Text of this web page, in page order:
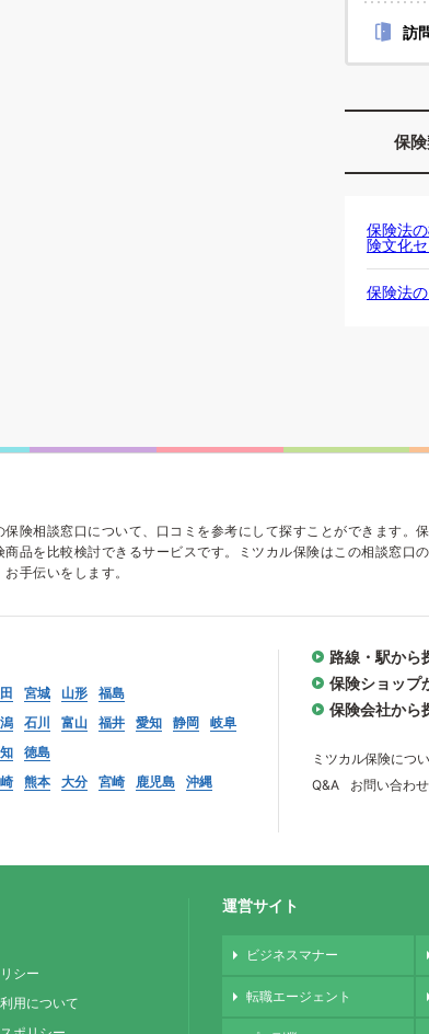
訪
保
保険法
険文化セ
保険法
険相談窓口について、口コミを参考にして探すことができます。
を比較検討できるサービスです。ミツカル保険はこの相談窓口
手伝いをします。
宮城 山形
福島
石川 富山 福井 愛知 静岡
岐阜
徳島
熊本 大分 宮崎 鹿児島 沖縄
路線・駅から
保険ショップ
保険会社から
ミツカル保険につ
Q&A
お問い合わせ
シー
用について
運営サイト
ビジネスマナー
転職エージェント